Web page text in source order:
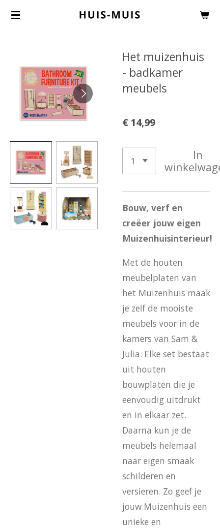
Ga
hoofdinhoud
Het muizenhuis
- badkamer
meubels
€ 14,99
In
Bouw, verf en
creëer jouw eigen
Muizenhuisinterieur!
Met de houten
meubelplaten van
het Muizenhuis maak
je zelf de mooiste
meubels voor in de
kamers van Sam &
Julia. Elke set bestaat
uit houten
bouwplaten die je
eenvoudig uitdrukt
en in elkaar zet.
Daarna kun je de
meubels helemaal
naar eigen smaak
schilderen en
versieren. Zo geef je
jouw Muizenhuis een
unieke en